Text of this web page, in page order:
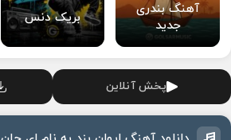
آهنگ بندری
جدید
بریک دنس
پخش آنلاین